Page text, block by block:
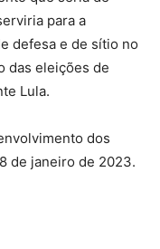
para a
defesa e de sítio no
das eleições de
Lula.
dos
de janeiro de 2023.